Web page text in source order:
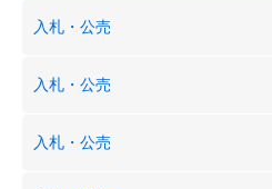
入札・公売
入札・公売
入札・公売